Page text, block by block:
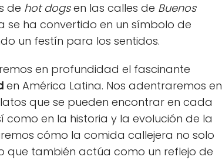
de hot dogsen las calles de Buenos
se ha convertido en un símbolo de
un festín para los sentidos.
en profundidad el fascinante
en América Latina. Nos adentraremos en
que se pueden encontrar en cada
como en la historia y la evolución de la
cómo la comida callejera no solo
que también actúa como un reflejo de